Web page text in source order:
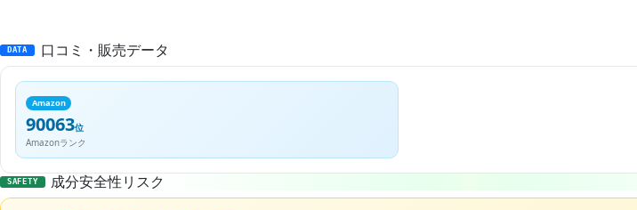
DATA 口コミ・販売データ
Amazon
90063位
Amazonランク
SAFETY 成分安全性リスク